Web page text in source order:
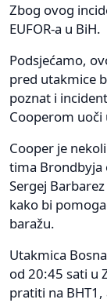
Zbog ovog
EUFOR-a u BiH.
Podsjećamo,
pred utakmice
poznat i
Cooperom uoči
Cooper je
tima Brondbyja
Sergej
kako bi
baražu.
Utakmica
od 20:45 sati u
pratiti na